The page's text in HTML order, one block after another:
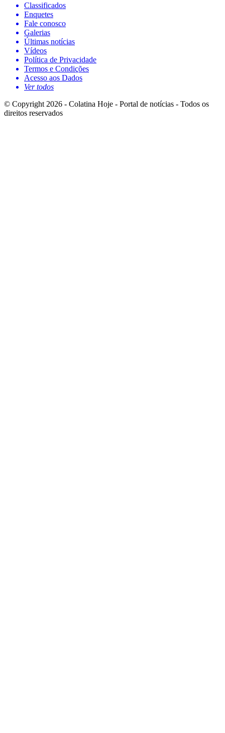
Classificados
Enquetes
Fale conosco
Galerias
Últimas notícias
Vídeos
Política de Privacidade
Termos e Condições
Acesso aos Dados
Ver todos
© Copyright 2026 - Colatina Hoje - Portal de notícias - Todos os
direitos reservados